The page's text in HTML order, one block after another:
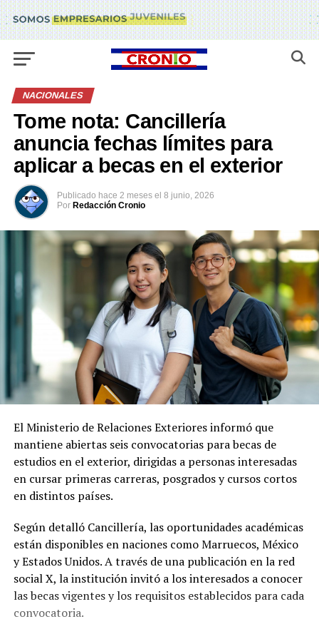
NACIONALES
Tome nota: Cancillería
anuncia fechas límites para
aplicar a becas en el exterior
Publicado hace 2 meses el 8 junio, 2026
Por Redacción Cronio
El Ministerio de Relaciones Exteriores informó que
mantiene abiertas seis convocatorias para becas de
estudios en el exterior, dirigidas a personas interesadas
en cursar primeras carreras, posgrados y cursos cortos
en distintos países.
Según detalló Cancillería, las oportunidades académicas
están disponibles en naciones como Marruecos, México
y Estados Unidos. A través de una publicación en la red
social X, la institución invitó a los interesados a conocer
las becas vigentes y los requisitos establecidos para cada
convocatoria.